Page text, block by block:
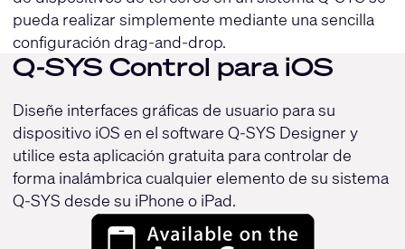
pueda realizar simplemente mediante una sencilla
configuración drag-and-drop.
Q-SYS Control para iOS
Diseñe interfaces gráficas de usuario para su
dispositivo iOS en el software Q-SYS Designer y
utilice esta aplicación gratuita para controlar de
forma inalámbrica cualquier elemento de su sistema
Q-SYS desde su iPhone o iPad.